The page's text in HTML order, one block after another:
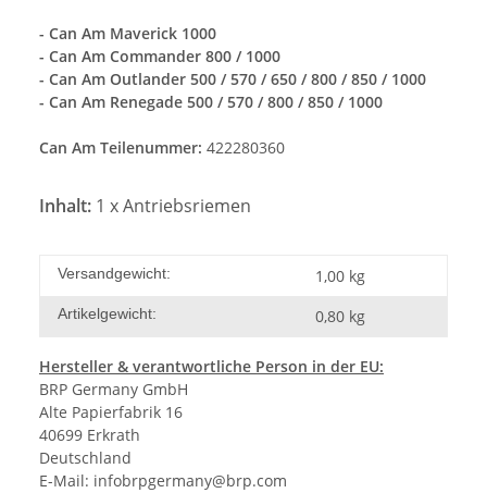
- Can Am Maverick 1000
- Can Am Commander 800 / 1000
- Can Am Outlander 500 / 570 / 650 / 800 / 850 / 1000
- Can Am Renegade 500 / 570 / 800 / 850 / 1000
Can Am Teilenummer: 422280360
Inhalt: 1 x Antriebsriemen
Versandgewicht: 1,00 kg
Artikelgewicht: 0,80 kg
Hersteller & verantwortliche Person in der EU:
BRP Germany GmbH
Alte Papierfabrik 16
40699 Erkrath
Deutschland
E-Mail: infobrpgermany@brp.com